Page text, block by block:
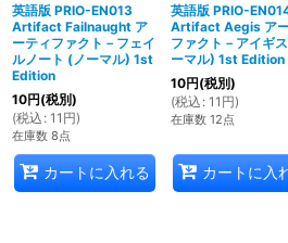
英語版 PRIO-EN013
Artifact Failnaught ア
ーティファクト－フェイ
ルノート (ノーマル) 1st
Edition
10円(税別)
(税込 : 11 円)
在庫数 8点
カートに入れる
英語版 PRIO-
Artifact Aegis ア
ファクト－アイギ
ーマル) 1st Edition
10円(税別)
(税込 : 11 円)
在庫数 12点
カートに入